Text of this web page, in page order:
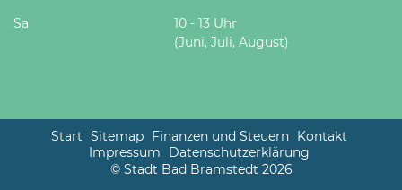
Sa
10 - 13 Uhr
(Juni, Juli, August)
Start Sitemap Finanzen und Steuern Kontakt
Impressum
Datenschutzerklärung
© Stadt Bad Bramstedt 2026